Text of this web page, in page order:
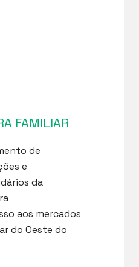
FAMILIAR
de
e
da
aos mercados
do Oeste do